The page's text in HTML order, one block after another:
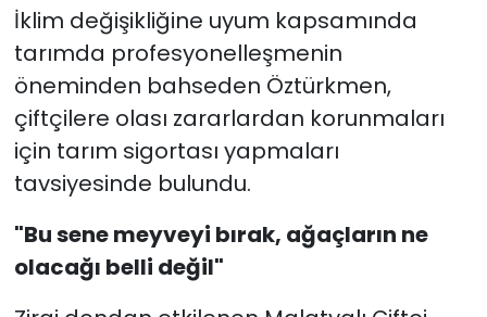
İklim değişikliğine uyum kapsamında
tarımda profesyonelleşmenin
öneminden bahseden Öztürkmen,
çiftçilere olası zararlardan korunmaları
için tarım sigortası yapmaları
tavsiyesinde bulundu.
"Bu sene meyveyi bırak, ağaçların ne
olacağı belli değil"